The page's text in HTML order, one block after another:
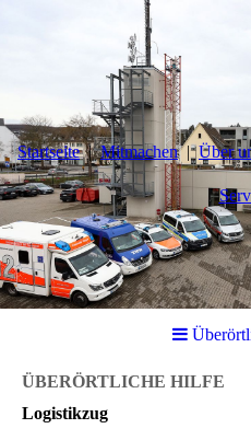
Startseite Mitmachen Über
ÜBERÖRTLICHE HILFE
Logistikzug